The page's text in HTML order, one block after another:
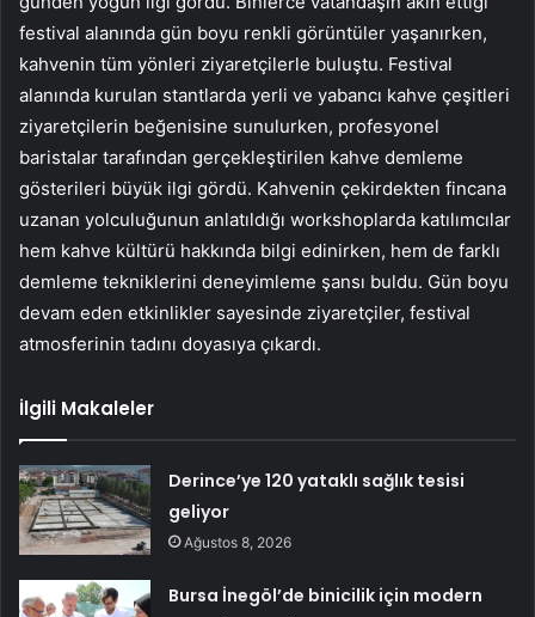
festival alanında gün boyu renkli görüntüler yaşanırken,
kahvenin tüm yönleri ziyaretçilerle buluştu. Festival
alanında kurulan stantlarda yerli ve yabancı kahve çeşitleri
ziyaretçilerin beğenisine sunulurken, profesyonel
baristalar tarafından gerçekleştirilen kahve demleme
gösterileri büyük ilgi gördü. Kahvenin çekirdekten fincana
uzanan yolculuğunun anlatıldığı workshoplarda katılımcılar
hem kahve kültürü hakkında bilgi edinirken, hem de farklı
demleme tekniklerini deneyimleme şansı buldu. Gün boyu
devam eden etkinlikler sayesinde ziyaretçiler, festival
atmosferinin tadını doyasıya çıkardı.
İlgili Makaleler
Derince’ye 120 yataklı sağlık tesisi
geliyor
Ağustos 8, 2026
Bursa İnegöl’de binicilik için modern